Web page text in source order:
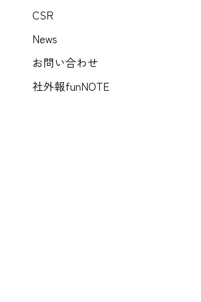
CSR
News
お問い合わせ
社外報funNOTE